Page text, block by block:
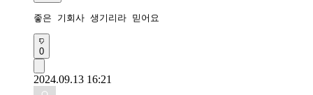
좋은 기회사 생기리라 믿어요
0
2024.09.13 16:21